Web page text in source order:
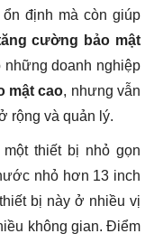
định mà còn giúp
cường bảo mật
doanh nghiệp
mật cao, nhưng vẫn
rộng và quản lý.
một thiết bị nhỏ gọn
nhỏ hơn 13 inch
bị này ở nhiều vị
không gian. Điểm